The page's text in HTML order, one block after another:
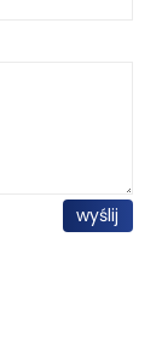
wyślij